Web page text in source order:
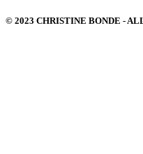
© 2023 CHRISTINE BONDE -